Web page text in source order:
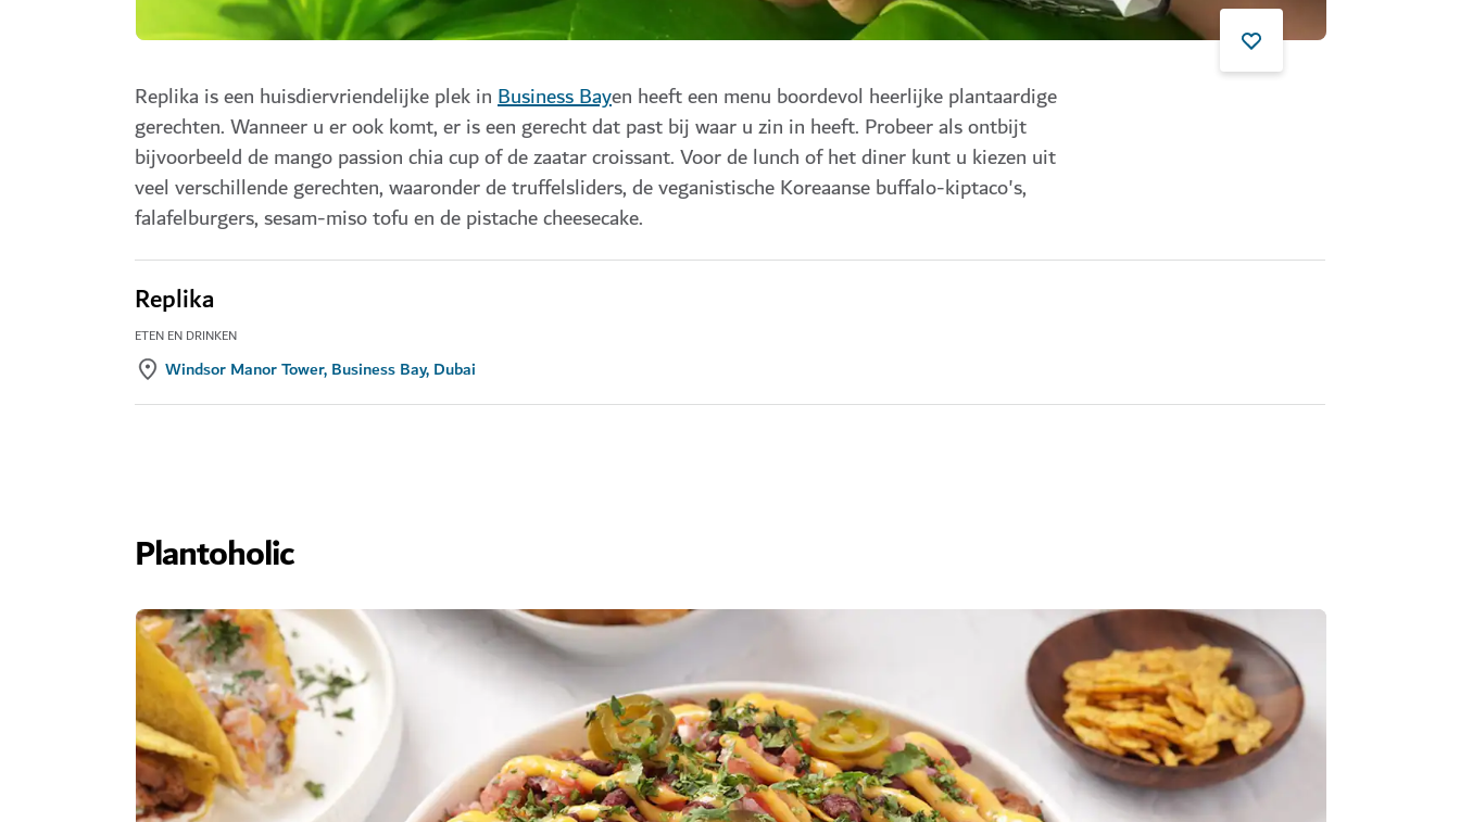
Replika is een huisdiervriendelijke plek inBusiness Bayen heeft een menu boordevol heerlijke plantaardige
gerechten. Wanneer u er ook komt, er is een gerecht dat past bij waar u zin in heeft. Probeer als ontbijt
bijvoorbeeld de mango passion chia cup of de zaatar croissant. Voor de lunch of het diner kunt u kiezen uit
veel verschillende gerechten, waaronder de truffelsliders, de veganistische Koreaanse buffalo-kiptaco's,
falafelburgers, sesam-miso tofu en de pistache cheesecake.
Replika
ETEN EN DRINKEN
Windsor Manor Tower, Business Bay, Dubai
Plantoholic